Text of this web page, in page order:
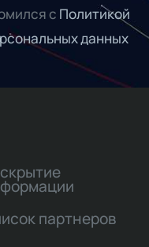
с Политикой
данных
партнеров